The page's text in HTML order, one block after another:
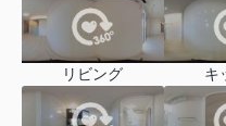
リビング キ